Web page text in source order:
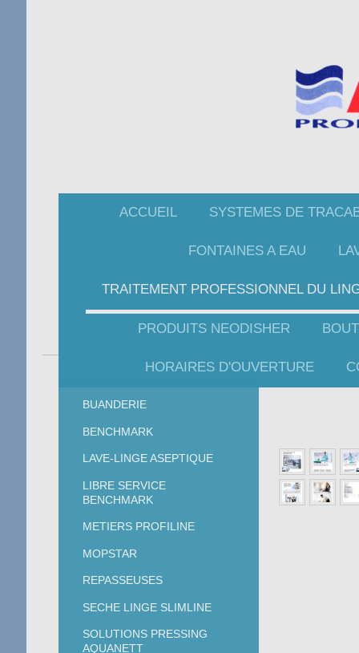
ACCUEIL SYSTEMES DE
FONTAINES A EAU
TRAITEMENT PROFESSIONNEL DU
PRODUITS NEODISHER
HORAIRES D'OUVERTURE
IN
"Ensemble,
BUANDERIE
BENCHMARK
LAVE-LINGE ASEPTIQUE
LIBRE SERVICE
BENCHMARK
METIERS PROFILINE
MOPSTAR
REPASSEUSES
SECHE LINGE SLIMLINE
SOLUTIONS PRESSING
AQUANETT